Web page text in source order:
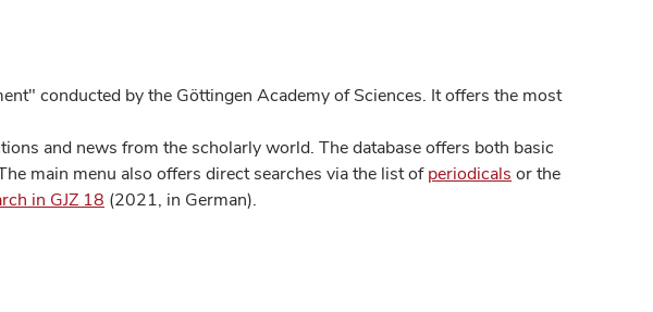
conducted by the Göttingen Academy of Sciences. It offers the most
and news from the scholarly world. The database offers both basic
main menu also offers direct searches via the list ofperiodicals or the
in GJZ 18 (2021, in German).